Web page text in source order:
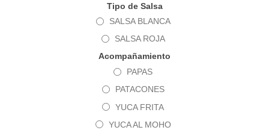
Tipo de Salsa
SALSA BLANCA
SALSA ROJA
Acompañamiento
PAPAS
PATACONES
YUCA FRITA
YUCA AL MOHO